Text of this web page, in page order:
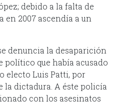
debido a la falta de
en 2007 ascendía a un
denuncia la desaparición
que había acusado
electo Luis Patti, por
la dictadura. A éste policía
con los asesinatos